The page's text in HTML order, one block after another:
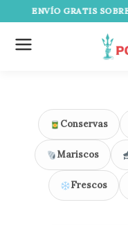
al
contenido
ENVÍO GRATIS SOBRE
Conservas
Mariscos
Frescos